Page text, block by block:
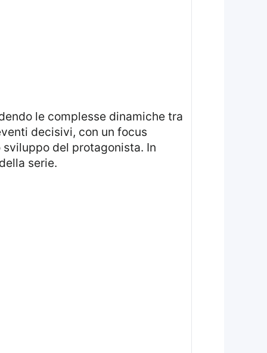
le complesse dinamiche tra
decisivi, con un focus
del protagonista. In
serie.